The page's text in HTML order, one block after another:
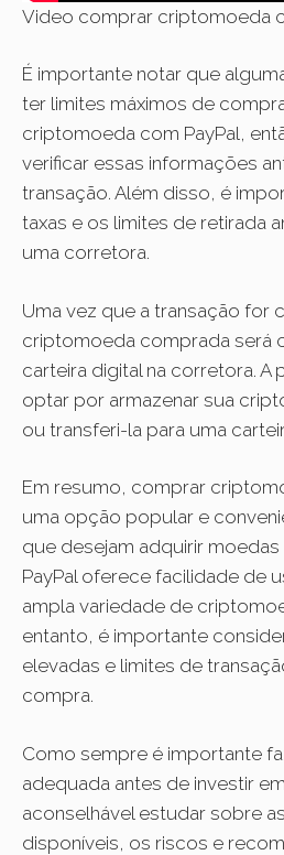
Video comprar criptomoeda
É importante notar que
ter limites máximos de
criptomoeda com PayPal,
verificar essas informações
transação. Além disso, é
taxas e os limites de retirada
uma corretora.
Uma vez que a transação for
criptomoeda comprada será
carteira digital na corretora. A
optar por armazenar sua
ou transferi-la para uma
Em resumo, comprar
uma opção popular e
que desejam adquirir
PayPal oferece facilidade de
ampla variedade de
entanto, é importante
elevadas e limites de
compra.
Como sempre é importante
adequada antes de investir
aconselhável estudar sobre
disponíveis, os riscos e